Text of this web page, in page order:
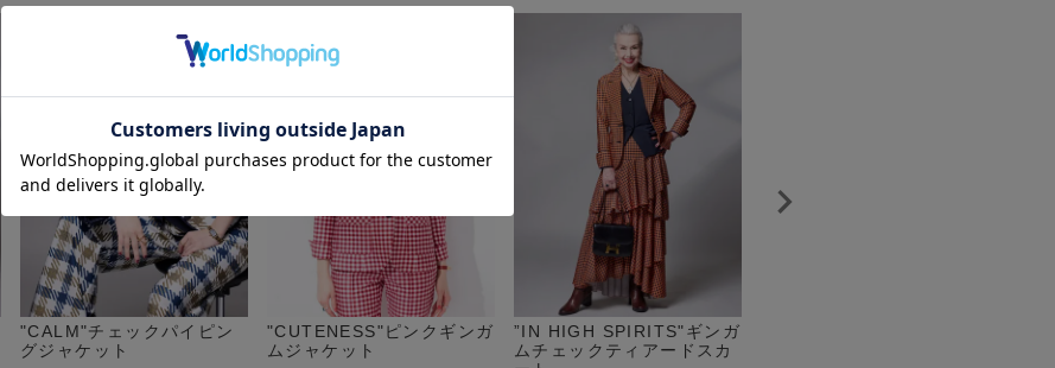
"CALM"チェックパイピン
グジャケット
"CUTENESS"ピンクギンガ
ムジャケット
”IN HIGH SPIRITS"ギンガ
ムチェックティアードスカ